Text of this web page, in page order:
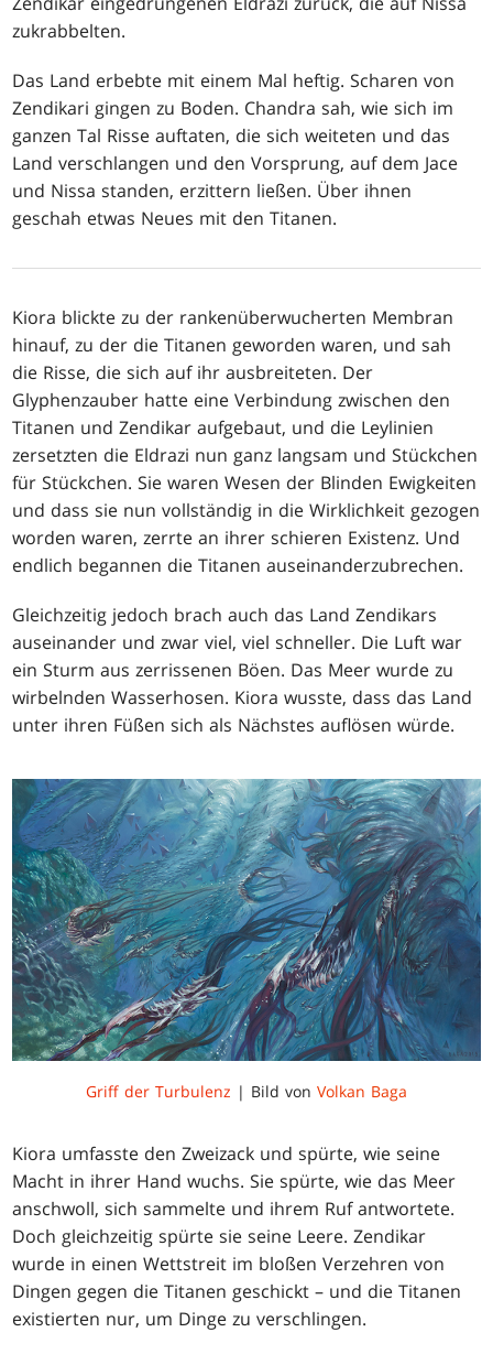
zukrabbelten.
Das Land erbebte mit einem Mal heftig. Scharen von
Zendikari gingen zu Boden. Chandra sah, wie sich im
ganzen Tal Risse auftaten, die sich weiteten und das
Land verschlangen und den Vorsprung, auf dem Jace
und Nissa standen, erzittern ließen. Über ihnen
geschah etwas Neues mit den Titanen.
Kiora blickte zu der rankenüberwucherten Membran
hinauf, zu der die Titanen geworden waren, und sah
die Risse, die sich auf ihr ausbreiteten. Der
Glyphenzauber hatte eine Verbindung zwischen den
Titanen und Zendikar aufgebaut, und die Leylinien
zersetzten die Eldrazi nun ganz langsam und Stückchen
für Stückchen. Sie waren Wesen der Blinden Ewigkeiten
und dass sie nun vollständig in die Wirklichkeit gezogen
worden waren, zerrte an ihrer schieren Existenz. Und
endlich begannen die Titanen auseinanderzubrechen.
Gleichzeitig jedoch brach auch das Land Zendikars
auseinander und zwar viel, viel schneller. Die Luft war
ein Sturm aus zerrissenen Böen. Das Meer wurde zu
wirbelnden Wasserhosen. Kiora wusste, dass das Land
unter ihren Füßen sich als Nächstes auflösen würde.
Griff der Turbulenz | Bild von Volkan Baga
Kiora umfasste den Zweizack und spürte, wie seine
Macht in ihrer Hand wuchs. Sie spürte, wie das Meer
anschwoll, sich sammelte und ihrem Ruf antwortete.
Doch gleichzeitig spürte sie seine Leere. Zendikar
wurde in einen Wettstreit im bloßen Verzehren von
Dingen gegen die Titanen geschickt – und die Titanen
existierten nur, um Dinge zu verschlingen.